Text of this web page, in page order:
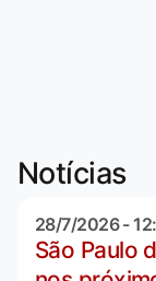
Notícias
28/7/2026 -
São Paulo